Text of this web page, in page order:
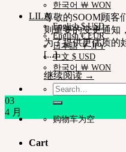
한국어 ￦ WON
LILA
English $ USD
English € EUR
日本語 ￥ JPY
中文 $ USD
한국어 ￦ WON
Search
for:
购物车为空
Cart
尊敬的SOOM顾客
则重要的变更通知
为了提供更优质的
[...]
继续阅读 →
03
4 月